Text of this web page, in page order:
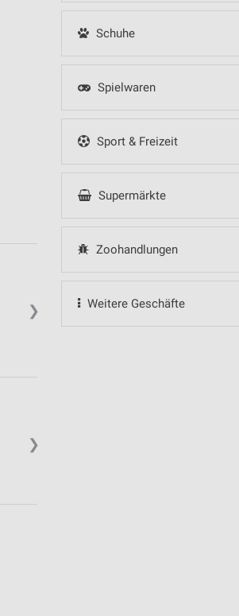
Schuhe
Spielwaren
Sport & Freizeit
Supermärkte
Zoohandlungen
Weitere Geschäfte
❯
❯